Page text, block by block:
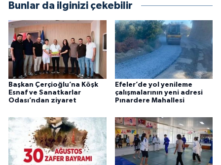
Bunlar da ilginizi çekebilir
Başkan Çerçioğlu’na Köşk
Esnaf ve Sanatkarlar
Odası’ndan ziyaret
Efeler’de yol yenileme
çalışmalarının yeni adresi
Pınardere Mahallesi